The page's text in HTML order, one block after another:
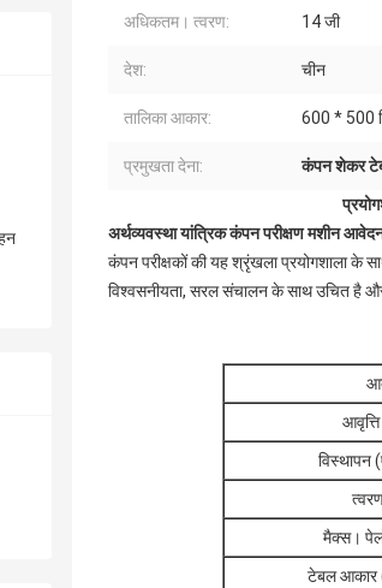
अधिकतम। त्वरण: 14 जी
देश: चीन
तालिका आकार: 600 * 500
प्रमुखता देना: कंपन शेकर
अर्थव्यवस्था यांत्रिक कंपन परीक्षण मशीन
कंपन परीक्षकों की यह श्रृंखला प्रयोगशाला के
विश्वसनीयता, सरल संचालन के साथ उचित है
विस्थापन
मैक्स।
टेबल आकार